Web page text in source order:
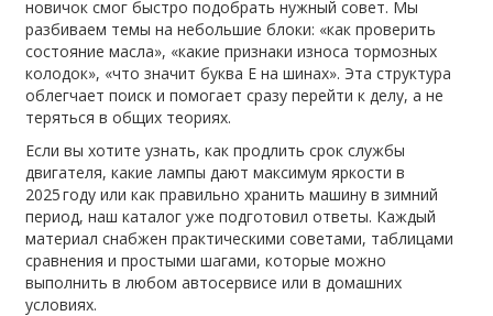
новичок смог быстро подобрать нужный совет. Мы
разбиваем темы на небольшие блоки: «как проверить
состояние масла», «какие признаки износа тормозных
колодок», «что значит буква Е на шинах». Эта структура
облегчает поиск и помогает сразу перейти к делу, а не
теряться в общих теориях.
Если вы хотите узнать, как продлить срок службы
двигателя, какие лампы дают максимум яркости в
2025 году или как правильно хранить машину в зимний
период, наш каталог уже подготовил ответы. Каждый
материал снабжен практическими советами, таблицами
сравнения и простыми шагами, которые можно
выполнить в любом автосервисе или в домашних
условиях.